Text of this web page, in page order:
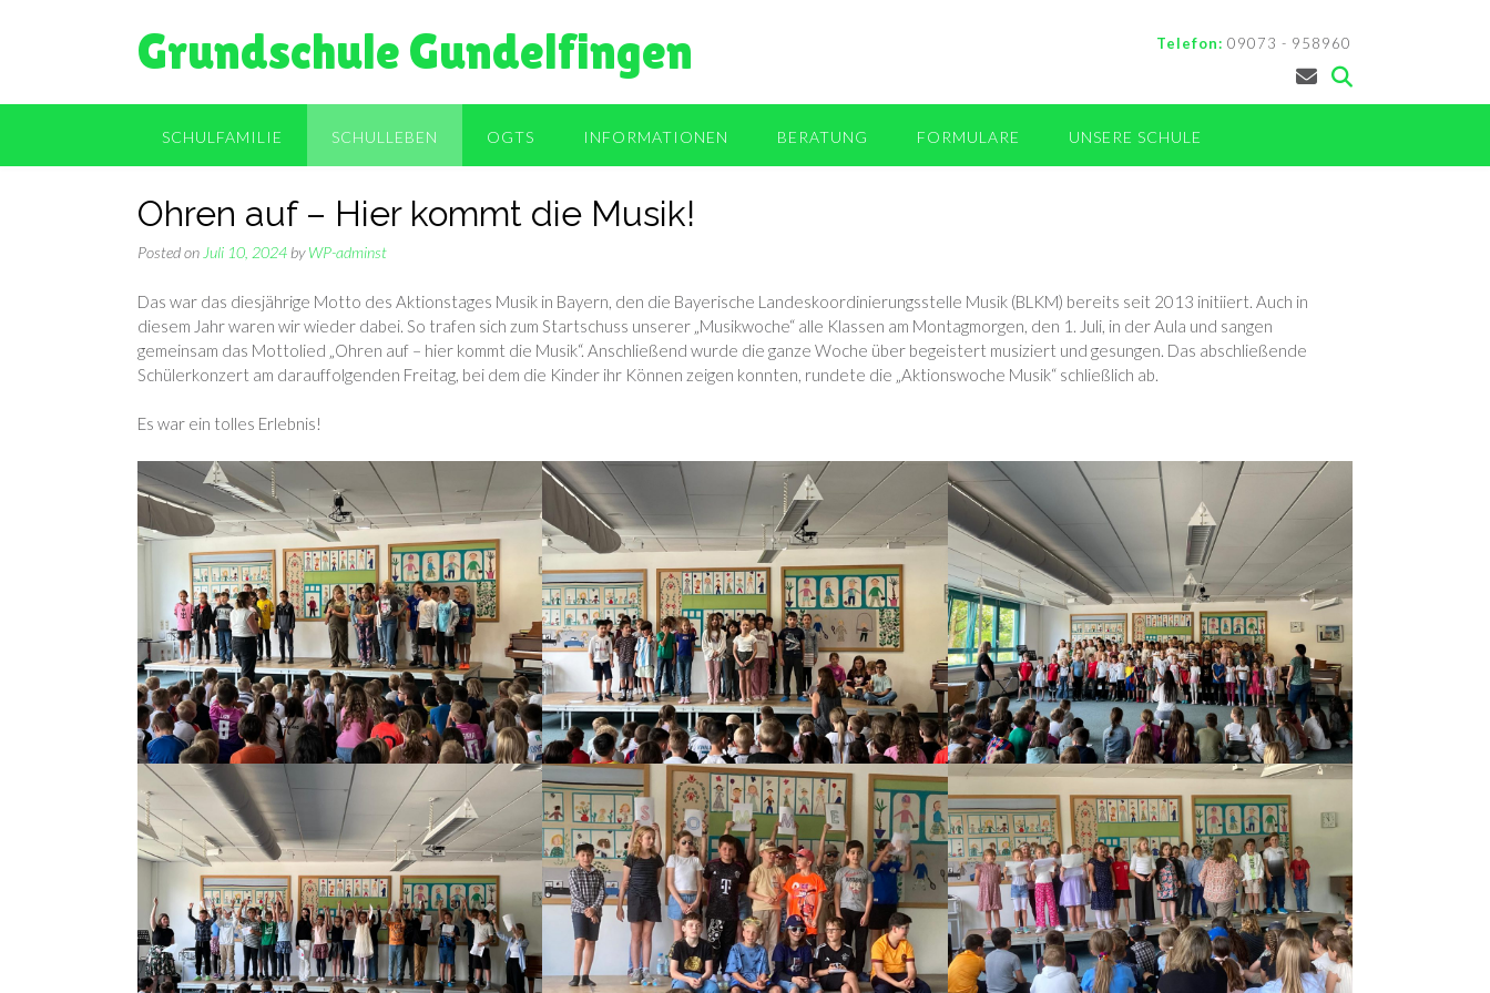
Grundschule Gundelfingen Telefon: 09073 - 958960
SCHULFAMILIE SCHULLEBEN OGTS INFORMATIONEN BERATUNG FORMULARE UNSERE SCHULE
Ohren auf – Hier kommt die Musik!
Posted on Juli 10, 2024 byWP-adminst
Das war das diesjährige Motto des Aktionstages Musik in Bayern, den die Bayerische Landeskoordinierungsstelle Musik (BLKM) bereits seit 2013 initiiert. Auch in
diesem Jahr waren wir wieder dabei. So trafen sich zum Startschuss unserer „Musikwoche“ alle Klassen am Montagmorgen, den 1. Juli, in der Aula und sangen
gemeinsam das Mottolied „Ohren auf – hier kommt die Musik“. Anschließend wurde die ganze Woche über begeistert musiziert und gesungen. Das abschließende
Schülerkonzert am darauffolgenden Freitag, bei dem die Kinder ihr Können zeigen konnten, rundete die „Aktionswoche Musik“ schließlich ab.
Es war ein tolles Erlebnis!